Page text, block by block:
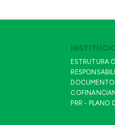
ESTRUTURA
PRR - PLANO